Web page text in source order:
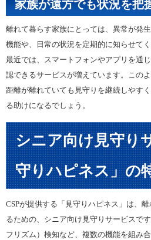
家族が遠方でも状況を把
離れて暮らす家族にとっては、異常が発
機能や、日常の状況を定期的に知らせて
最近では、スマートフォンやアプリを通
認できるサービスが増えています。この
距離が離れていても見守りを継続しやす
る助けになるでしょう。
シニア向け見守り
守りハピネス」の
CSPが提供する「見守りハピネス」は、
るための、シニア向け見守りサービスで
フリズム）検知など、複数の機能を組み